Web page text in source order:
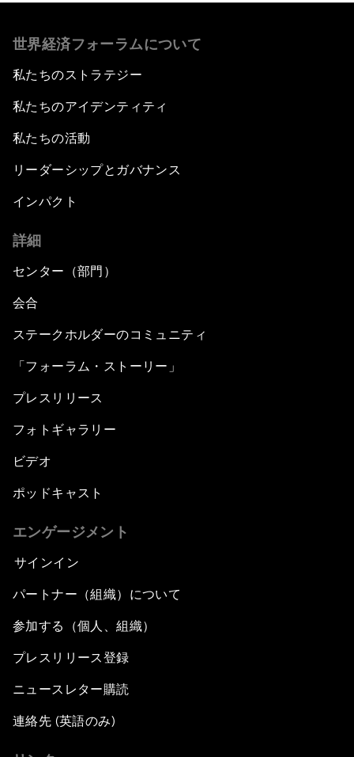
世界経済フォーラムについて
私たちのストラテジー
私たちのアイデンティティ
私たちの活動
リーダーシップとガバナンス
インパクト
詳細
センター（部門）
会合
ステークホルダーのコミュニティ
「フォーラム・ストーリー」
プレスリリース
フォトギャラリー
ビデオ
ポッドキャスト
エンゲージメント
サインイン
パートナー（組織）について
参加する（個人、組織）
プレスリリース登録
ニュースレター購読
連絡先 (英語のみ)